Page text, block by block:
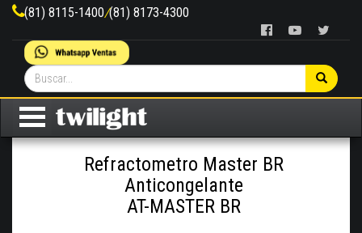
(81) 8115-1400/(81) 8173-4300
Refractometro Master BR
Anticongelante
AT-MASTER BR